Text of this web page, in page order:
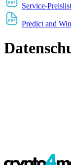
Service-
Predict and Win